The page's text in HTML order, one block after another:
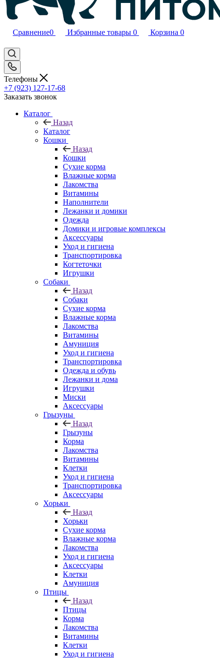
Сравнение0 Избранные товары 0 Корзина 0
Телефоны
+7 (923) 127-17-68
Заказать звонок
Каталог
Назад
Каталог
Кошки
Назад
Кошки
Сухие корма
Влажные корма
Лакомства
Витамины
Наполнители
Лежанки и домики
Одежда
Домики и игровые комплексы
Аксессуары
Уход и гигиена
Транспортировка
Когтеточки
Игрушки
Собаки
Назад
Собаки
Сухие корма
Влажные корма
Лакомства
Витамины
Амуниция
Уход и гигиена
Транспортировка
Одежда и обувь
Лежанки и дома
Игрушки
Миски
Аксессуары
Грызуны
Назад
Грызуны
Корма
Лакомства
Витамины
Клетки
Уход и гигиена
Транспортировка
Аксессуары
Хорьки
Назад
Хорьки
Сухие корма
Влажные корма
Лакомства
Уход и гигиена
Аксессуары
Клетки
Амуниция
Птицы
Назад
Птицы
Корма
Лакомства
Витамины
Клетки
Уход и гигиена